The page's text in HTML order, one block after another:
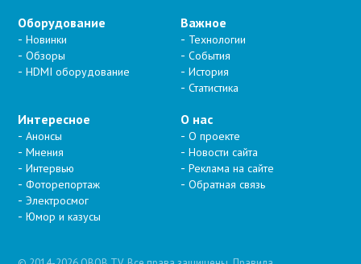
Оборудование
Новинки
Обзоры
HDMI оборудование
Важное
Технологии
События
История
Статистика
Интересное
Анонсы
Мнения
Интервью
Фоторепортаж
Электросмог
Юмор и казусы
О нас
О проекте
Новости сайта
Реклама на сайте
Обратная связь